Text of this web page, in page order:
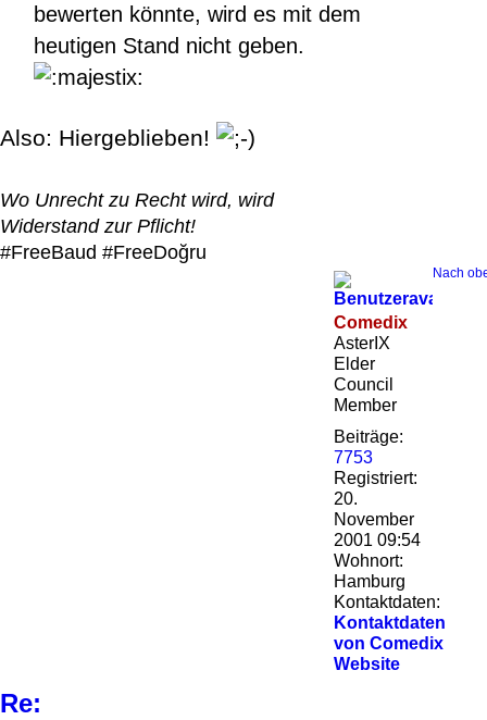
bewerten könnte, wird es mit dem
heutigen Stand nicht geben.
Also: Hiergeblieben!
Wo Unrecht zu Recht wird, wird
Widerstand zur Pflicht!
#FreeBaud #FreeDoğru
Nach
Comedix
AsterIX
Elder
Council
Member
Beiträge:
7753
Registriert:
20.
November
2001 09:54
Wohnort:
Hamburg
Kontaktdaten:
Kontaktdaten
von Comedix
Website
Re: